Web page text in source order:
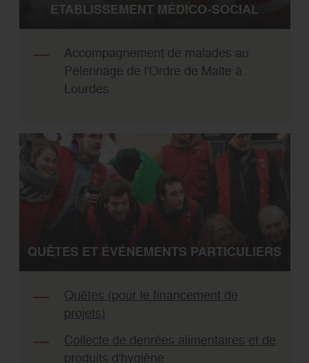
ETABLISSEMENT MÉDICO-SOCIAL
Accompagnement de malades au
Pèlerinage de l'Ordre de Malte à
Lourdes
QUÊTES ET ÉVÉNEMENTS PARTICULIERS
Quêtes (pour le financement de
projets)
Collecte de denrées alimentaires et de
produits d'hygiène